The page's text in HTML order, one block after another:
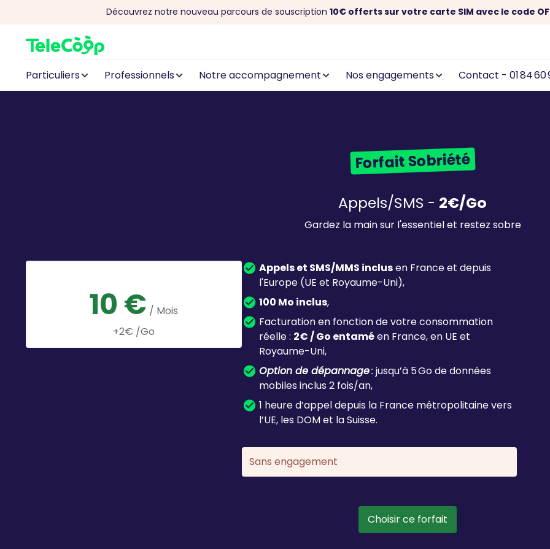
Découvrez notre nouveau parcours de souscription 10€ offerts sur votre carte SIM avec le code
Aller au contenu
Particuliers
Professionnels Notre accompagnement Nos engagements Contact - 01 84 60
Forfait Sobriété
Appels/SMS - 2€/Go
Gardez la main sur l'essentiel et restez sobre
10 € / Mois
+2€ /Go
Appels et SMS/MMS inclusen France et depuis
l'Europe (UE et Royaume-Uni),
100 Mo inclus,
Facturation en fonction de votre consommation
réelle : 2€ / Go entaméen France, en UE et
Royaume-Uni,
Option de dépannage: jusqu’à 5 Go de données
mobiles inclus 2 fois/an,
1 heure d’appel depuis la France métropolitaine vers
l’UE, les DOM et la Suisse.
Sans engagement
Choisir ce forfait